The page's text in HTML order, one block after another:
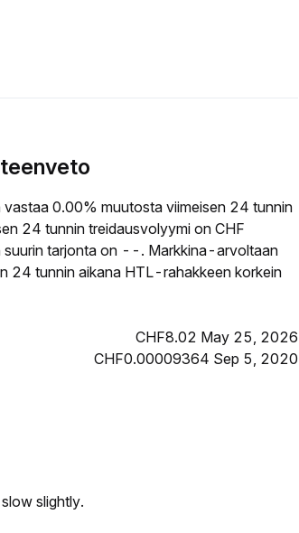
0.00% muutosta viimeisen 24 tunnin
24 tunnin treidausvolyymi on CHF
tarjonta on --. Markkina-arvoltaan
24 tunnin aikana HTL-rahakkeen korkein
CHF8.02 May 25, 2026
CHF0.00009364 Sep 5, 2020
slightly.